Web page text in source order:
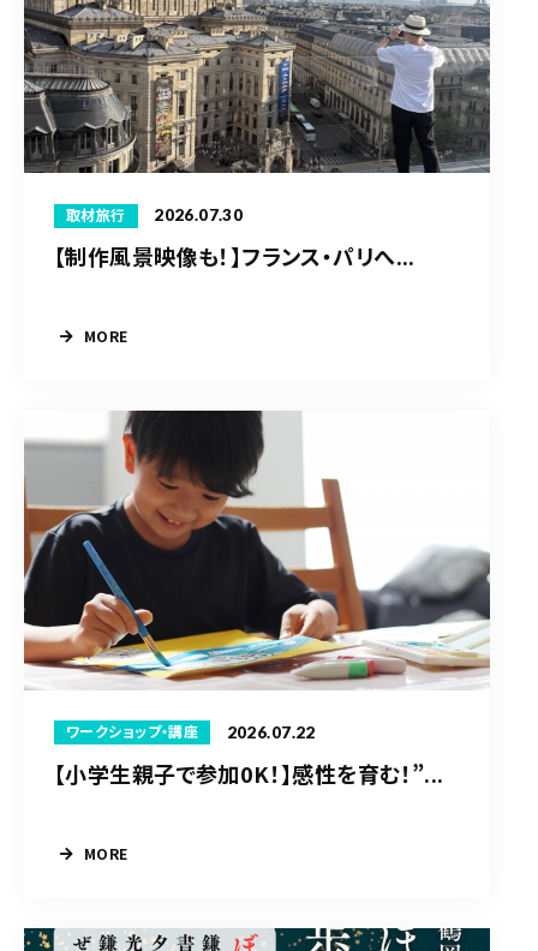
取材旅行 2026.07.30
【制作風景映像も！】フランス・パリへ...
MORE
ワークショップ・講座 2026.07.22
【小学生親子で参加0K！】感性を育む！”...
MORE